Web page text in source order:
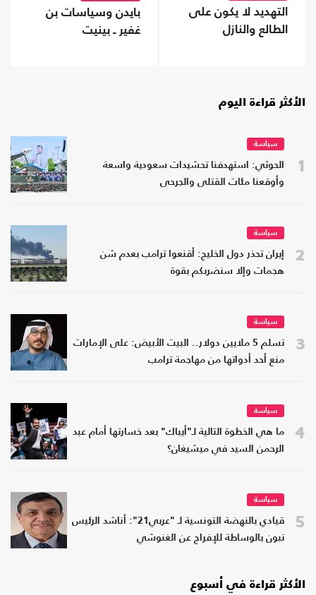
التهديد لا يكون على
الطالع والنازل
بايدن وسياسات بن
غفير ـ بينيت
الأكثر قراءة اليوم
1
سياسة
الحوثي: استهدفنا تحشيدات سعودية واسعة
وأوقعنا مئات القتلى والجرحى
2
سياسة
إيران تحذر دول الخليج: أقنعوا ترامب بعدم شن
هجمات وإلا سنضربكم بقوة
3
سياسة
تسلم 5 ملايين دولار.. البيت الأبيض: على الإمارات
منع أحد أدواتها من مهاجمة ترامب
4
سياسة
ما هي الخطوة التالية لـ"أيباك" بعد خسارتها أمام عبد
الرحمن السيد في ميشيغان؟
5
سياسة
قيادي بالنهضة التونسية لـ "عربي21": أناشد الرئيس
تبون بالوساطة للإفراج عن الغنوشي
الأكثر قراءة في أسبوع